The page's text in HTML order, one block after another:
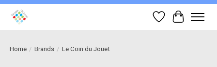
Wish List
Cart
Home / Brands / Le Coin du Jouet